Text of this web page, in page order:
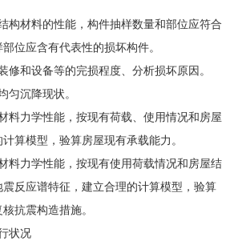
构材料的性能，构件抽样数量和部位应符合
位应含有代表性的损坏构件。
修和设备等的完损程度、分析损坏原因。
匀沉降现状。
料力学性能，按现有荷载、使用情况和房屋
算模型，验算房屋现有承载能力。
料力学性能，按现有使用荷载情况和房屋结
反应谱特征，建立合理的计算模型，验算
抗震构造措施。
状况